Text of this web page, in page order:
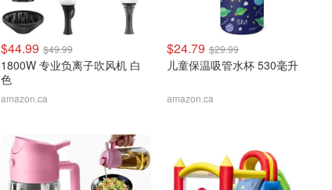
$44.99 $49.99
1800W 专业负离子吹风机 白
色
amazon.ca
$24.79 $29.99
儿童保温吸管水杯 530毫升
amazon.ca